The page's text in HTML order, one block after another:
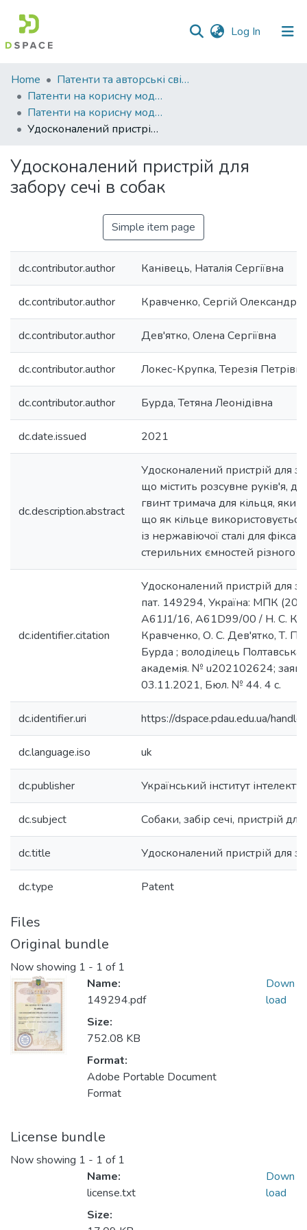
Log In (current)
Communities
&
Collections
All of DSpace
Statistics
Home
Патенти та авторські свідоцтва
Патенти на корисну модель
Патенти на корисну модель_2021
Удосконалений пристрій для забору сечі в собак
Удосконалений пристрій для
забору сечі в собак
Simple item page
dc.contributor.author Канівець, Наталія Сергіївна
dc.contributor.author Кравченко, Сергій
dc.contributor.author Дев'ятко, Олена Сергіївна
dc.contributor.author Локес-Крупка, Терезія Петрівна
dc.contributor.author Бурда, Тетяна Леонідівна
dc.date.issued 2021
dc.description.abstract
Удосконалений пристрій для
що містить розсувне руків'я, до
гвинт тримача для кільця, який
що як кільце
із нержавіючої сталі для
стерильних ємностей різного
dc.identifier.citation
Удосконалений пристрій для
пат. 149294, Україна: МПК
A61J1/16, A61D99/00 / Н. С.
Кравченко, О. С. Дев'ятко, Т. П.
Бурда ; володілець
академія. № u202102624; заяв.
03.11.2021, Бюл. № 44. 4 с.
dc.identifier.uri https://dspace.pdau.edu.ua/
dc.language.iso uk
dc.publisher Український інститут
dc.subject Cобаки, забір сечі, пристрій
dc.title Удосконалений пристрій для
dc.type Patent
Files
Original bundle
Now showing 1 - 1 of 1
Name:
149294.pdf
Size:
752.08 KB
Format:
Adobe Portable Document
Format
Down
load
License bundle
Now showing 1 - 1 of 1
Name:
license.txt
Size:
Down
load